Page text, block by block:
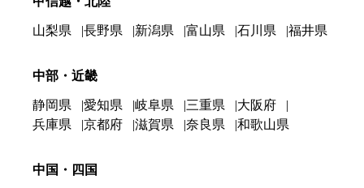
山梨県 長野県 新潟県 富山県 石川県 福井県
中部・近畿
静岡県 愛知県 岐阜県 三重県
大阪府
兵庫県
京都府 滋賀県 奈良県 和歌山県
中国・四国